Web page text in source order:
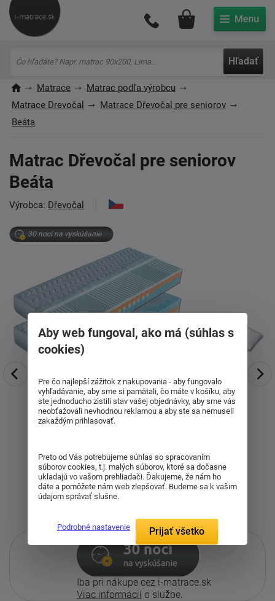
Hľadať
Môj účet
Matrace
Matrac podľa výrobcu
Matrace Drevočal
Matrace Dřevočal pre seniorov
Beáta
Matrac Dřevočal pre seniorov
Beáta
Výrobca: Dřevočal
30 nocí na vyskúšanie
Iba pri nákupe cez i-matrace.sk
Viac informáciío službe.
Aby web fungoval, ako má (súhlas s
cookies)
Pre čo najlepší zážitok z nakupovania - aby fungovalo
vyhľadávanie, aby sme si pamätali, čo máte v košíku, aby
ste jednoducho zistili stav vašej objednávky, aby sme vás
neobťažovali nevhodnou reklamou a aby ste sa nemuseli
zakaždým prihlasovať.
Preto od Vás potrebujeme súhlas so spracovaním
súborov cookies, t.j. malých súborov, ktoré sa dočasne
ukladajú vo vašom prehliadači. Ďakujeme, že nám ho
dáte a pomôžete nám web zlepšovať. Budeme sa k vašim
údajom správať slušne.
Podrobné nastavenie Prijať všetko